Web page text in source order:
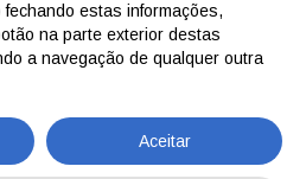
NYLON
estas informações,
na parte exterior destas
a navegação de qualquer outra
Aceitar